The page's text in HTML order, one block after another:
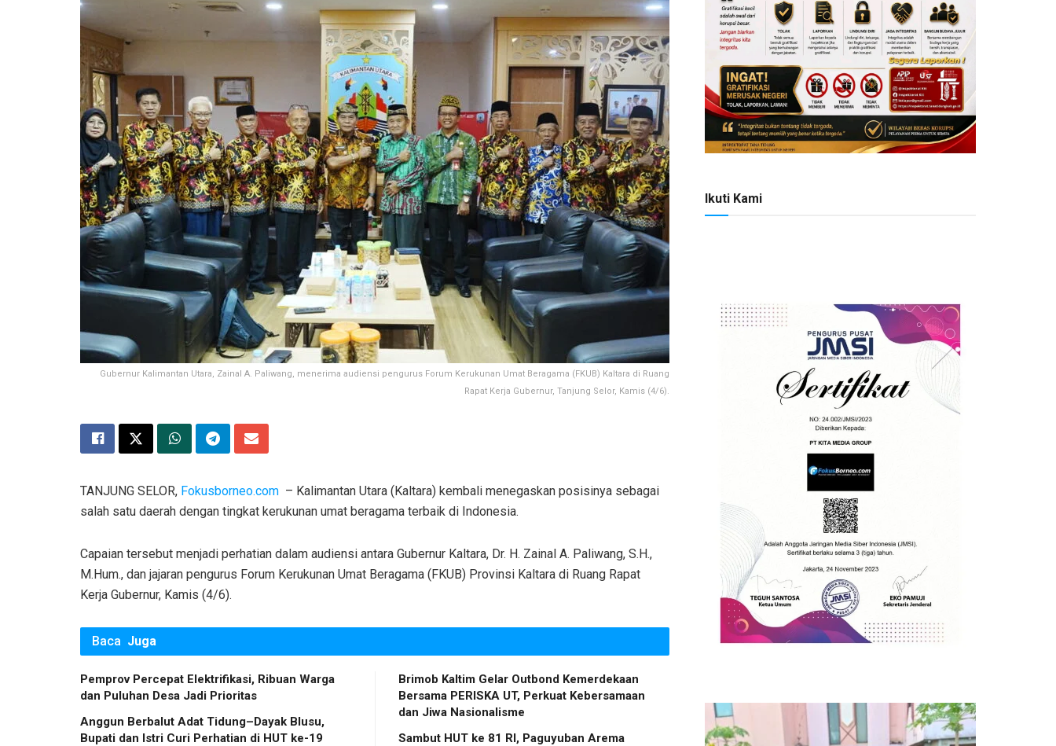
Gubernur Kalimantan Utara, Zainal A. Paliwang, menerima audiensi pengurus Forum Kerukunan Umat Beragama (FKUB) Kaltara di Ruang
Rapat Kerja Gubernur, Tanjung Selor, Kamis (4/6).
TANJUNG SELOR, Fokusborneo.com – Kalimantan Utara (Kaltara) kembali menegaskan posisinya sebagai
salah satu daerah dengan tingkat kerukunan umat beragama terbaik di Indonesia.
Capaian tersebut menjadi perhatian dalam audiensi antara Gubernur Kaltara, Dr. H. Zainal A. Paliwang, S.H.,
M.Hum., dan jajaran pengurus Forum Kerukunan Umat Beragama (FKUB) Provinsi Kaltara di Ruang Rapat
Kerja Gubernur, Kamis (4/6).
Baca Juga
Pemprov Percepat Elektrifikasi, Ribuan Warga
dan Puluhan Desa Jadi Prioritas
Anggun Berbalut Adat Tidung–Dayak Blusu,
Bupati dan Istri Curi Perhatian di HUT ke-19
Brimob Kaltim Gelar Outbond Kemerdekaan
Bersama PERISKA UT, Perkuat Kebersamaan
dan Jiwa Nasionalisme
Sambut HUT ke 81 RI, Paguyuban Arema
Ikuti Kami